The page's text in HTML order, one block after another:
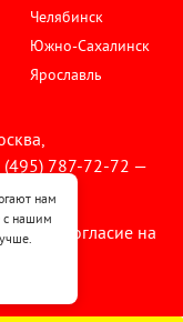
Челябинск
Южно-Сахалинск
Ярославль
(495) 787-72-72 —
Согласие на
нам
с нашим